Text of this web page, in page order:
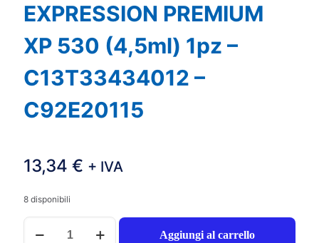
EXPRESSION PREMIUM
XP 530 (4,5ml) 1pz –
C13T33434012 –
C92E20115
13,34 € + IVA
8 disponibili
Epson
T3343
Aggiungi al carrello